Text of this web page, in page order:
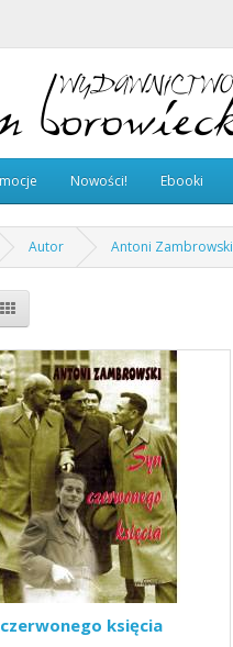
Nowości! Ebooki
Autor Antoni Zambrowski
księcia